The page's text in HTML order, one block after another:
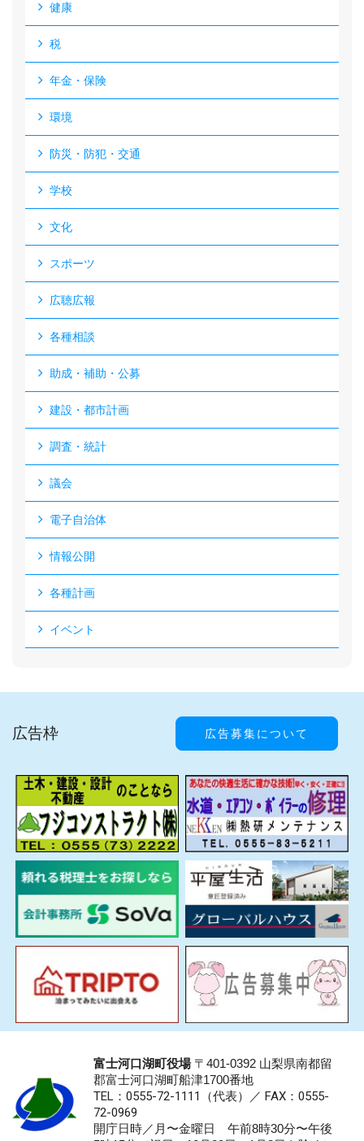
健康
税
年金・保険
環境
防災・防犯・交通
学校
文化
スポーツ
広聴広報
各種相談
助成・補助・公募
建設・都市計画
調査・統計
議会
電子自治体
情報公開
各種計画
イベント
広告枠 広告募集について
富士河口湖町役場〒401-0392 山梨県南都留
郡富士河口湖町船津1700番地
TEL：0555-72-1111 （代表）／ FAX：0555-
72-0969
開庁日時／月〜金曜日 午前8時30分〜午後